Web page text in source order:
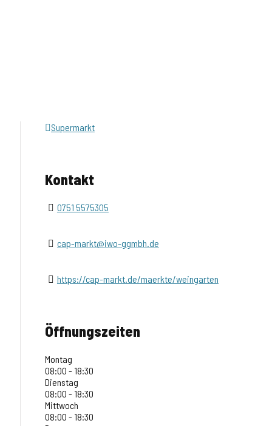
Supermarkt
Kontakt
0751 5575305
cap-markt@iwo-ggmbh.de
https://cap-markt.de/maerkte/weingarten
Öffnungszeiten
Montag
08:00 - 18:30
Dienstag
08:00 - 18:30
Mittwoch
08:00 - 18:30